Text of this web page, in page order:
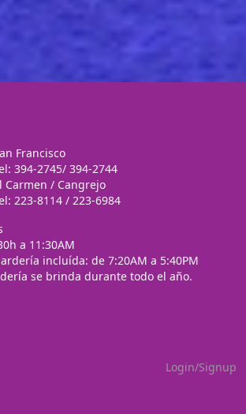
Francisco
394-2745/ 394-2744
Carmen / Cangrejo
223-8114 / 223-6984
a 11:30AM
incluída: de 7:20AM a 5:40PM
se brinda durante todo el año.
Login/Signup